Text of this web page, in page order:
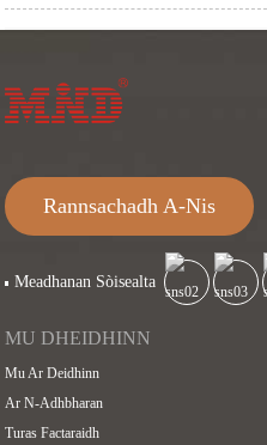
Rannsachadh A-Nis
Meadhanan Sòisealta
MU DHEIDHINN
Mu Ar Deidhinn
Ar N-Adhbharan
Turas Factaraidh